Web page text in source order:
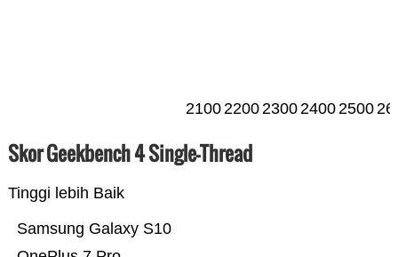
21002200230024002500
Skor Geekbench 4 Single-Thread
Tinggi lebih Baik
Samsung Galaxy S10